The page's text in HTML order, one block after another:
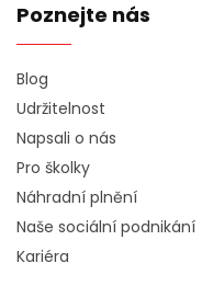
Poznejte nás
Blog
Udržitelnost
Napsali o nás
Pro školky
Náhradní plnění
Naše sociální podnikání
Kariéra